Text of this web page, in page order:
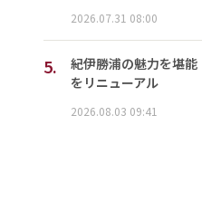
2026.07.31 08:00
5.
紀伊勝浦の魅力を堪
をリニューアル
2026.08.03 09:41